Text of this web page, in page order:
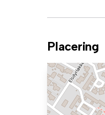
Placering